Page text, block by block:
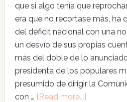
que si algo tenía que
era que no recortase más, ha
del déficit nacional con una
un desvío de sus propias
más del doble de lo
presidenta de los populares
presumido de dirigir la
con … [Read more...]